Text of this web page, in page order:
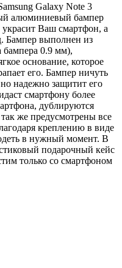
Galaxy Note 3
алюминиевый бампер
Ваш смартфон, а
Бампер выполнен из
0.9 мм),
основание, которое
его. Бампер ничуть
надежно защитит его
смартфону более
дублируются
же предусмотрены все
креплению в виде
в нужный момент. В
подарочный кейс
только со смартфоном